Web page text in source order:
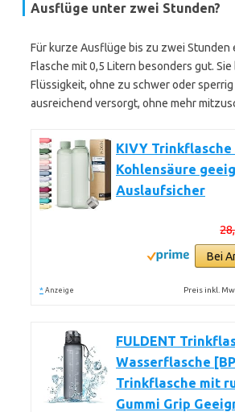
Ausflüge unter zwei Stunden?
Für kurze Ausflüge bis zu zwei Stunden
Flasche mit 0,5 Litern besonders gut.
Flüssigkeit, ohne zu schwer oder sperrig
ausreichend versorgt, ohne mehr
KIVY
Kohlensäure
Auslaufsicher
Bei
* Anzeige Preis inkl.
FULDENT
Wasserflasche
Trinkflasche mit
Gummi Grip